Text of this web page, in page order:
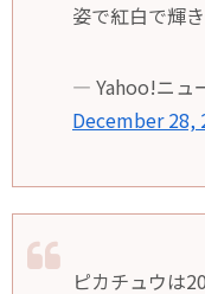
姿で紅白で輝
— Yahoo!ニュ
December 28,
ピカチュウは